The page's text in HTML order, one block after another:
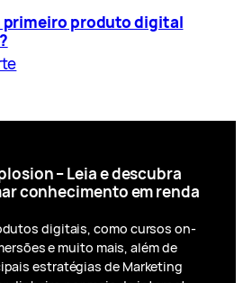
primeiro produto digital
– Leia e descubra
conhecimento em renda
digitais, como cursos on-
e muito mais, além de
estratégias de Marketing